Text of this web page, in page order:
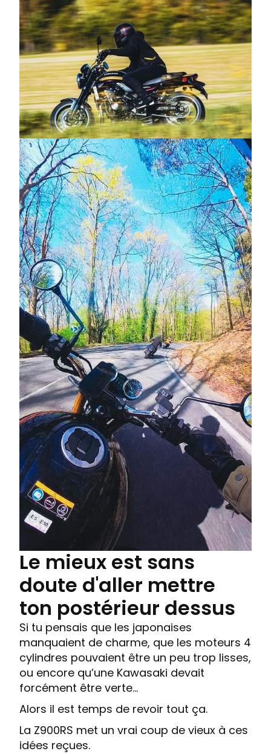
Le mieux est sans
doute d'aller mettre
ton postérieur dessus
Si tu pensais que les japonaises
manquaient de charme, que les moteurs 4
cylindres pouvaient être un peu trop lisses,
ou encore qu’une Kawasaki devait
forcément être verte…
Alors il est temps de revoir tout ça.
La Z900RS met un vrai coup de vieux à ces
idées reçues.